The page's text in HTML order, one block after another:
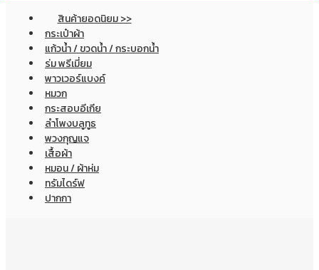
สินค้ายอดนิยม >>
กระเป๋าผ้า
แก้วน้ำ / ขวดน้ำ / กระบอกน้ำ
ร่ม พรีเมี่ยม
พาวเวอร์แบงค์
หมวก
กระสอบอีเกีย
ลำโพงบลูทูธ
พวงกุญแจ
เสื้อผ้า
หมอน / ผ้าห่ม
ทรัมไดร์ฟ
ปากกา